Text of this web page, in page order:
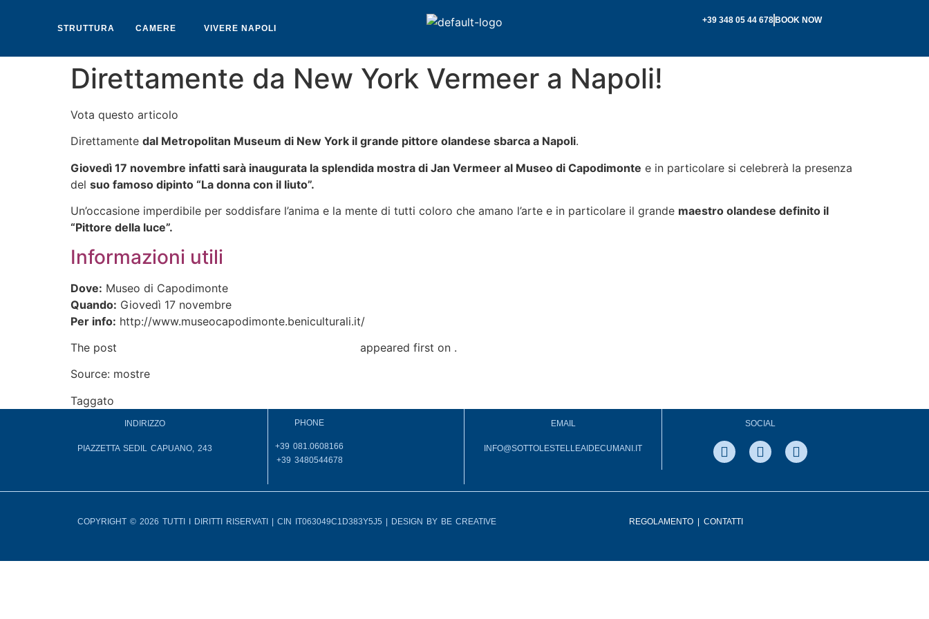
STRUTTURA CAMERE VIVERE NAPOLI
+39 348 05 44 678 BOOK NOW
Direttamente da New York Vermeer a Napoli!
Vota questo articolo
Direttamente dal Metropolitan Museum di New York il grande pittore olandese sbarca a Napoli.
Giovedì 17 novembre infatti sarà inaugurata la splendida mostra di Jan Vermeer al Museo di Capodimonte e in particolare si celebrerà la presenza
del suo famoso dipinto “La donna con il liuto”.
Un’occasione imperdibile per soddisfare l’anima e la mente di tutti coloro che amano l’arte e in particolare il grande maestro olandese definito il
“Pittore della luce”.
Informazioni utili
Dove: Museo di Capodimonte
Quando: Giovedì 17 novembre
Per info: http://www.museocapodimonte.beniculturali.it/
The post
appeared first on .
Source: mostre
Taggato
INDIRIZZO
PIAZZETTA SEDIL CAPUANO, 243
PHONE
+39 081.0608166
+39 3480544678
EMAIL
INFO@SOTTOLESTELLEAIDECUMANI.IT
SOCIAL
COPYRIGHT © 2026 TUTTI I DIRITTI RISERVATI | CIN IT063049C1D383Y5J5 | DESIGN BY BE CREATIVE REGOLAMENTO | CONTATTI